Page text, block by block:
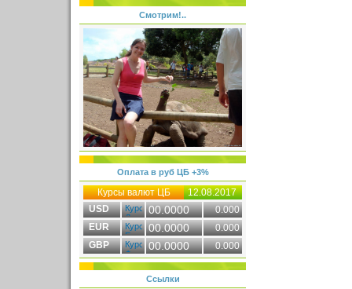
Смотрим!..
Оплата в руб ЦБ +3%
Курсы валют ЦБ
12.08.2017
USD
00.0000
0.000
EUR
00.0000
0.000
GBP
00.0000 0.000
Ссылки